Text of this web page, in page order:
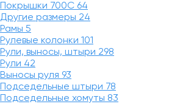
Покрышки 700C 64
Другие размеры 24
Рамы 5
Рулевые колонки 101
Рули, выносы, штыри 298
Рули 42
Выносы руля 93
Подседельные штыри 78
Подседельные хомуты 83